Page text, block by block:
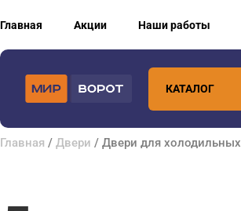
Главная Акции Наши работы
КАТАЛОГ
Главная / Двери / Двери для